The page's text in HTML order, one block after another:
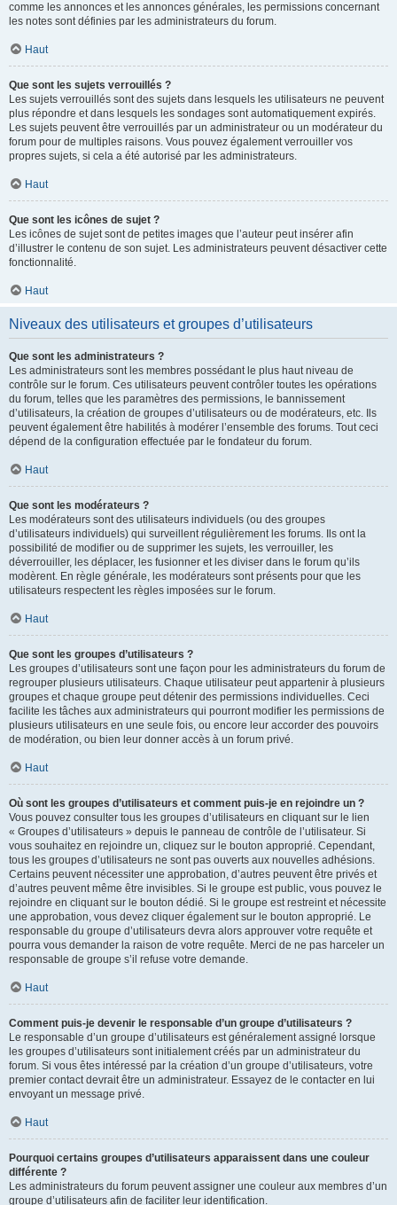
comme les annonces et les annonces générales, les permissions concernant
les notes sont définies par les administrateurs du forum.
Haut
Que sont les sujets verrouillés ?
Les sujets verrouillés sont des sujets dans lesquels les utilisateurs ne peuvent
plus répondre et dans lesquels les sondages sont automatiquement expirés.
Les sujets peuvent être verrouillés par un administrateur ou un modérateur du
forum pour de multiples raisons. Vous pouvez également verrouiller vos
propres sujets, si cela a été autorisé par les administrateurs.
Haut
Que sont les icônes de sujet ?
Les icônes de sujet sont de petites images que l’auteur peut insérer afin
d’illustrer le contenu de son sujet. Les administrateurs peuvent désactiver cette
fonctionnalité.
Haut
Niveaux des utilisateurs et groupes d’utilisateurs
Que sont les administrateurs ?
Les administrateurs sont les membres possédant le plus haut niveau de
contrôle sur le forum. Ces utilisateurs peuvent contrôler toutes les opérations
du forum, telles que les paramètres des permissions, le bannissement
d’utilisateurs, la création de groupes d’utilisateurs ou de modérateurs, etc. Ils
peuvent également être habilités à modérer l’ensemble des forums. Tout ceci
dépend de la configuration effectuée par le fondateur du forum.
Haut
Que sont les modérateurs ?
Les modérateurs sont des utilisateurs individuels (ou des groupes
d’utilisateurs individuels) qui surveillent régulièrement les forums. Ils ont la
possibilité de modifier ou de supprimer les sujets, les verrouiller, les
déverrouiller, les déplacer, les fusionner et les diviser dans le forum qu’ils
modèrent. En règle générale, les modérateurs sont présents pour que les
utilisateurs respectent les règles imposées sur le forum.
Haut
Que sont les groupes d’utilisateurs ?
Les groupes d’utilisateurs sont une façon pour les administrateurs du forum de
regrouper plusieurs utilisateurs. Chaque utilisateur peut appartenir à plusieurs
groupes et chaque groupe peut détenir des permissions individuelles. Ceci
facilite les tâches aux administrateurs qui pourront modifier les permissions de
plusieurs utilisateurs en une seule fois, ou encore leur accorder des pouvoirs
de modération, ou bien leur donner accès à un forum privé.
Haut
Où sont les groupes d’utilisateurs et comment puis-je en rejoindre un ?
Vous pouvez consulter tous les groupes d’utilisateurs en cliquant sur le lien
« Groupes d’utilisateurs » depuis le panneau de contrôle de l’utilisateur. Si
vous souhaitez en rejoindre un, cliquez sur le bouton approprié. Cependant,
tous les groupes d’utilisateurs ne sont pas ouverts aux nouvelles adhésions.
Certains peuvent nécessiter une approbation, d’autres peuvent être privés et
d’autres peuvent même être invisibles. Si le groupe est public, vous pouvez le
rejoindre en cliquant sur le bouton dédié. Si le groupe est restreint et nécessite
une approbation, vous devez cliquer également sur le bouton approprié. Le
responsable du groupe d’utilisateurs devra alors approuver votre requête et
pourra vous demander la raison de votre requête. Merci de ne pas harceler un
responsable de groupe s’il refuse votre demande.
Haut
Comment puis-je devenir le responsable d’un groupe d’utilisateurs ?
Le responsable d’un groupe d’utilisateurs est généralement assigné lorsque
les groupes d’utilisateurs sont initialement créés par un administrateur du
forum. Si vous êtes intéressé par la création d’un groupe d’utilisateurs, votre
premier contact devrait être un administrateur. Essayez de le contacter en lui
envoyant un message privé.
Haut
Pourquoi certains groupes d’utilisateurs apparaissent dans une couleur
différente ?
Les administrateurs du forum peuvent assigner une couleur aux membres d’un
groupe d’utilisateurs afin de faciliter leur identification.